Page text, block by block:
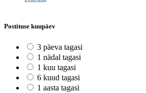
Postituse kuupäev
3 päeva tagasi
1 nädal tagasi
1 kuu tagasi
6 kuud tagasi
1 aasta tagasi